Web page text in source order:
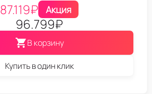
87.119₽ Акция
96.799₽
В корзину
Купить в один клик